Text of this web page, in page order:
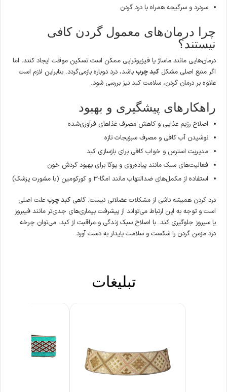
سردرد و سرگیجه همراه با درد گردن
چرا درمان‌های معمول گردن کافی
نیستند؟
درمان‌هایی مانند ماساژ یا فیزیوتراپی ممکن است تسکین موقت ایجاد کنند، اما
اگر منبع اصلی مشکلکبد چرب باشد، درد دوباره بازمی‌گردد. بنابراین لازم است
علاوه بر درمان گردن، سلامت کبد نیز بررسی شود.
راهکارهای پیشگیری و بهبود
اصلاح رژیم غذایی و کاهش مصرف غذاهای فرآوری‌شده
نوشیدن آب کافی و مصرف سبزیجات تازه
مدیریت استرس و خواب کافی برای بازسازی کبد
فعالیت‌های سبک مانند پیاده‌روی و یوگا برای بهبود گردش خون
استفاده از مکمل‌های ضدالتهاب مانند امگا-۳ و کورکومین (با مشورت پزشک)
درد گردن همیشه ناشی از مشکلات عضلانی نیست. گاهیکبد چرب علت اصلی
است و توجه به این ارتباط می‌تواند از پیشرفت بیماری‌های جدی‌تر مانند فیبروز
یا سیروز جلوگیری کند. با اصلاح سبک زندگی و مراقبت از کبد، می‌توان چرخه
درد مزمن گردن را شکست و سلامت پایدار به دست آورد.
تبلیغات